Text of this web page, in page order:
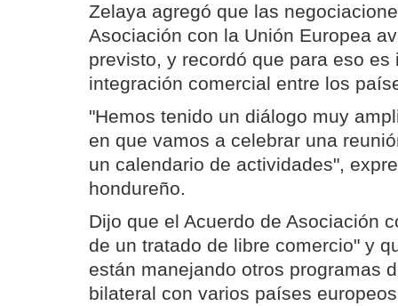
Zelaya agregó que las
Asociación con la Unión Europea
previsto, y recordó que para eso
integración comercial entre los
"Hemos tenido un diálogo muy
en que vamos a celebrar una
un calendario de actividades",
hondureño.
Dijo que el Acuerdo de Asociación
de un tratado de libre comercio" y
están manejando otros programas
bilateral con varios países